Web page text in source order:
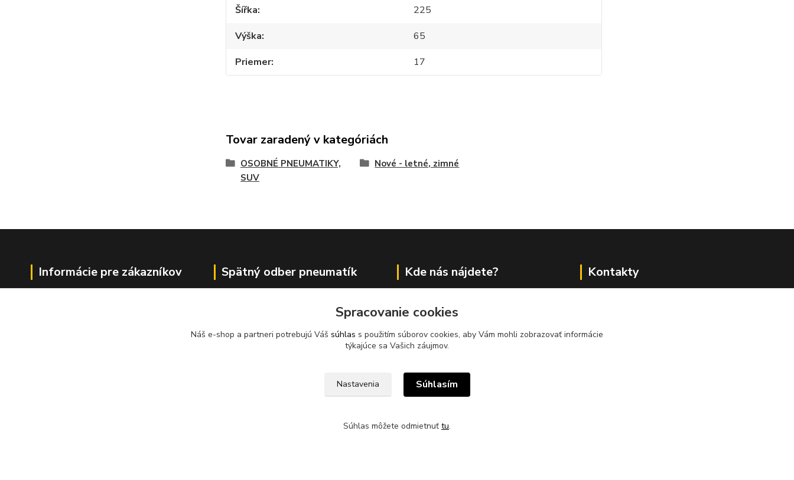
Šířka
225
Výška
65
Priemer
17
Tovar zaradený v kategóriách
OSOBNÉ PNEUMATIKY,
SUV
Nové - letné, zimné
Informácie pre zákazníkov Spätný odber pneumatík
bezplatný spätný zber odpadových
Kde nás nájdete?
96501 Žiar nad Hronom
Sklad 500m od odbočky z hlavnej
pri motoreste Ladomer medzi
Kontakty
Spracovanie cookies
Náš e-shop a partneri potrebujú Váš súhlas s použitím súborov cookies, aby Vám mohli zobrazovať informácie
týkajúce sa Vašich záujmov.
Nastavenia Súhlasím
Súhlas môžete odmietnuť tu.